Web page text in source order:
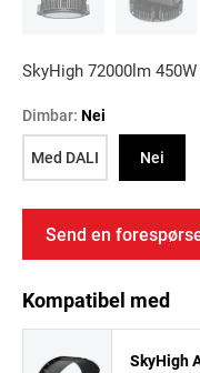
SkyHigh 72000lm
Dimbar: Nei
Med DALI
Nei
Send en
Kompatibel med
SkyHigh